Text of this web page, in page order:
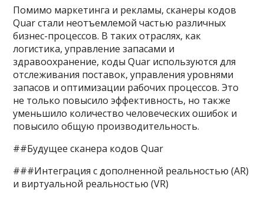
Помимо маркетинга и рекламы, сканеры кодов
Quar стали неотъемлемой частью различных
бизнес-процессов. В таких отраслях, как
логистика, управление запасами и
здравоохранение, коды Quar используются для
отслеживания поставок, управления уровнями
запасов и оптимизации рабочих процессов. Это
не только повысило эффективность, но также
уменьшило количество человеческих ошибок и
повысило общую производительность.
##Будущее сканера кодов Quar
###Интеграция с дополненной реальностью (AR)
и виртуальной реальностью (VR)